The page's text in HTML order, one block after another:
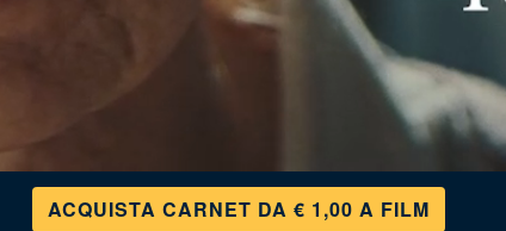
ACQUISTA CARNET DA € 1,00 A FILM